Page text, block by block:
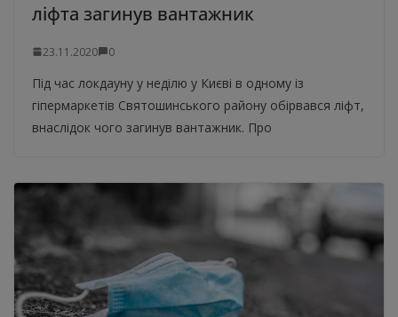
ліфта загинув вантажник
23.11.2020 0
Під час локдауну у неділю у Києві в одному із
гіпермаркетів Святошинського району обірвався ліфт,
внаслідок чого загинув вантажник. Про